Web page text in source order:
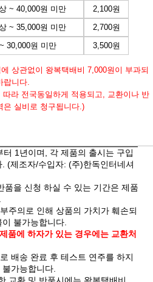
~ 40,000원 미만
2,100원
~ 35,000원 미만
2,700원
30,000원 미만 3,500원
상관없이 왕복택배비 7,000원이 부과되
랍니다.
라 전국동일하게 적용되고, 교환이나 반
은 실비로 청구됩니다.)
1년이며, 각 제품의 출시는 구입
(제조자/수입자: (주)한독인터네셔
품을 신청 하실 수 있는 기간은 제품
주의로 인해 상품의 가치가 훼손되
불가능합니다.
품에 하자가 있는 경우에는 교환처
배송 완료 후 테스트 연주를 하지
가능합니다.